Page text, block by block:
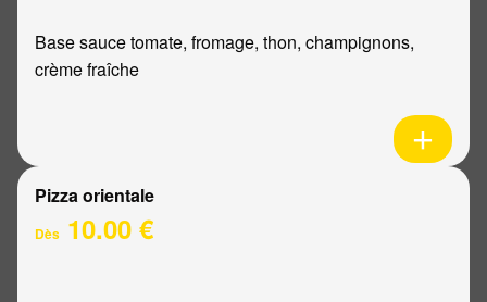
Base sauce tomate, fromage, thon, champignons,
crème fraîche
Pizza orientale
Dès 10.00 €